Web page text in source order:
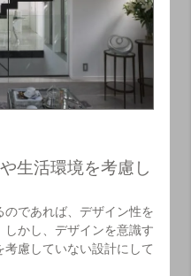
生活環境を考慮し
であれば、デザイン性を
かし、デザインを意識す
慮していない設計にして